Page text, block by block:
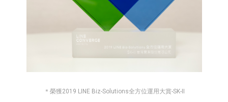
＊榮獲2019 LINE Biz-Solutions全方位運用大賞-SK-II